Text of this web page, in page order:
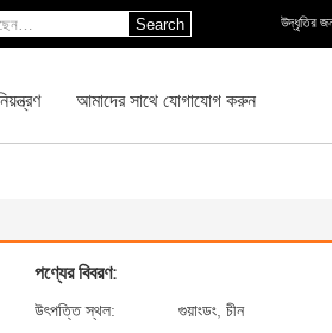
উদ্ধৃতির
Search
আমাদের সাথে যোগাযোগ করুন
পণ্যের বিবরণ:
উৎপত্তি স্থল:
গুয়াংডং, চীন